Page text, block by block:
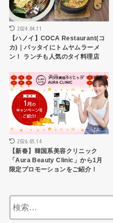
2024.04.11
【ハノイ】COCA Restaurant(コ
カ)｜パッタイにトムヤムラーメ
ン！ ランチも人気のタイ料理店
美容・スパ・マッサージ
2026.05.14
【新春】韓国系美容クリニック
「Aura Beauty Clinic」から1月
限定プロモーションをご紹介！